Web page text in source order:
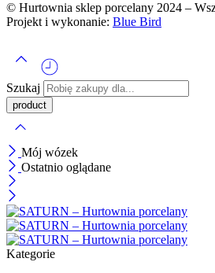
© Hurtownia sklep porcelany 2024 –
Projekt i wykonanie: Blue Bird
Szukaj
Mój wózek
Ostatnio oglądane
Kategorie